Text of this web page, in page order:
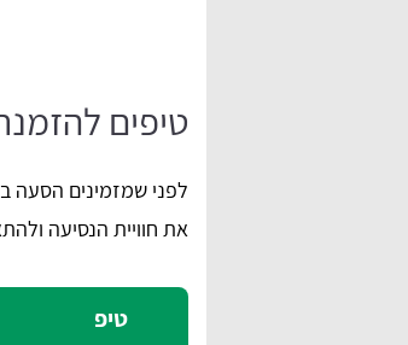
טיפים
לפני שמזמינים הסעה
את חוויית הנסיעה
טיפ